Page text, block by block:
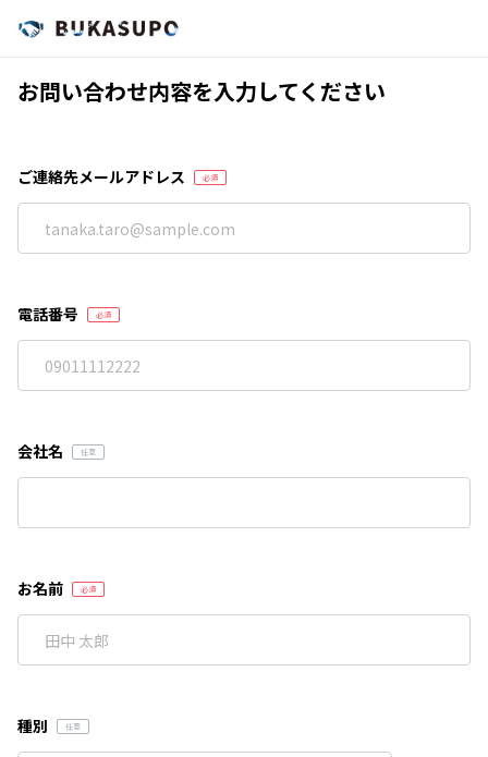
お問い合わせ内容を入力してください
ご連絡先メールアドレス
電話番号
会社名
お名前
種別